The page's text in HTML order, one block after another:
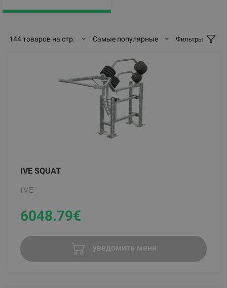
144 товаров на стр. Самые популярные Фильтры
IVE SQUAT
IVE
6048.79€
уведомить меня